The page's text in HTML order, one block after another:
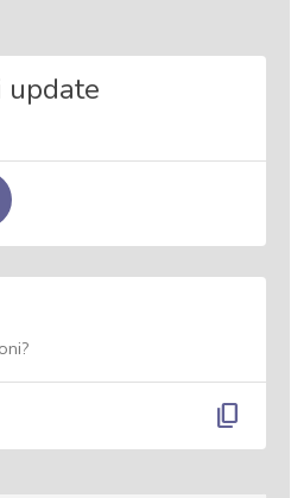
content_copy